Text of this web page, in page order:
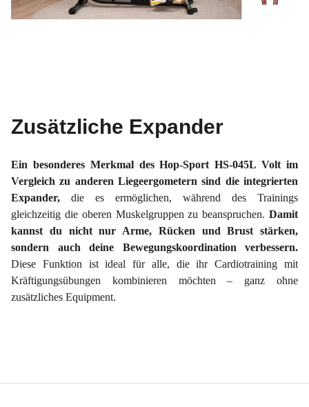
Zusätzliche Expander
Ein besonderes Merkmal des Hop-Sport HS-045L Volt im
Vergleich zu anderen Liegeergometern sind die integrierten
Expander, die es ermöglichen, während des Trainings
gleichzeitig die oberen Muskelgruppen zu beanspruchen. Damit
kannst du nicht nur Arme, Rücken und Brust stärken,
sondern auch deine Bewegungskoordination verbessern.
Diese Funktion ist ideal für alle, die ihr Cardiotraining mit
Kräftigungsübungen kombinieren möchten – ganz ohne
zusätzliches Equipment.